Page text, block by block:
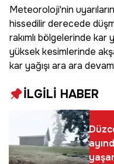
Meteoroloji'nin
hissedilir derecede
rakımlı bölgelerinde kar
yüksek kesimlerinde
kar yağışı ara ara
İLGİLİ HABER